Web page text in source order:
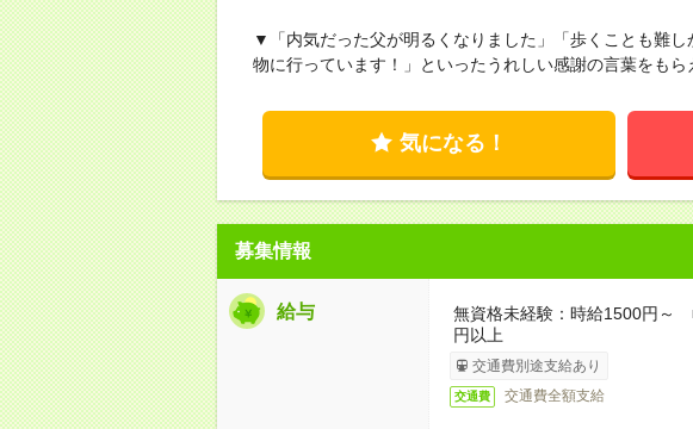
▼「内気だった父が明るくなりました」「歩くことも難
物に行っています！」といったうれしい感謝の言葉をもら
気になる！
募集情報
給与
無資格未経験：時給1500円
円以上
交通費別途支給あり
交通費 交通費全額支給